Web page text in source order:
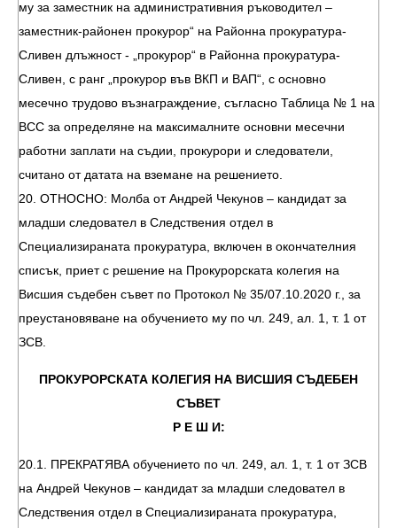
му за заместник на административния ръководител –
заместник-районен прокурор“ на Районна прокуратура-
Сливен длъжност - „прокурор“ в Районна прокуратура-
Сливен, с ранг „прокурор във ВКП и ВАП“, с основно
месечно трудово възнаграждение, съгласно Таблица № 1 на
ВСС за определяне на максималните основни месечни
работни заплати на съдии, прокурори и следователи,
считано от датата на вземане на решението.
20. ОТНОСНО: Молба от Андрей Чекунов – кандидат за
младши следовател в Следствения отдел в
Специализираната прокуратура, включен в окончателния
списък, приет с решение на Прокурорската колегия на
Висшия съдебен съвет по Протокол № 35/07.10.2020 г., за
преустановяване на обучението му по чл. 249, ал. 1, т. 1 от
ЗСВ.
ПРОКУРОРСКАТА КОЛЕГИЯ НА ВИСШИЯ СЪДЕБЕН
СЪВЕТ
Р Е Ш И:
20.1. ПРЕКРАТЯВА обучението по чл. 249, ал. 1, т. 1 от ЗСВ
на Андрей Чекунов – кандидат за младши следовател в
Следствения отдел в Специализираната прокуратура,